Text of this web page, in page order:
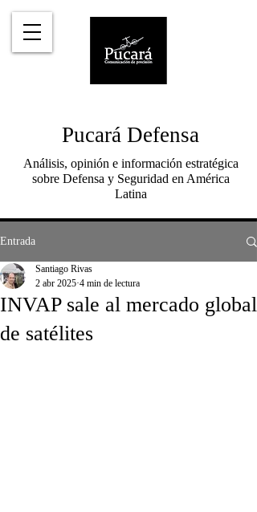
Pucará Defensa
Análisis, opinión e información estratégica
sobre Defensa y Seguridad en América
Latina
Entrada
INVAP sale al mercado global
de satélites
Santiago Rivas
2 abr 2025 4 min de lectura